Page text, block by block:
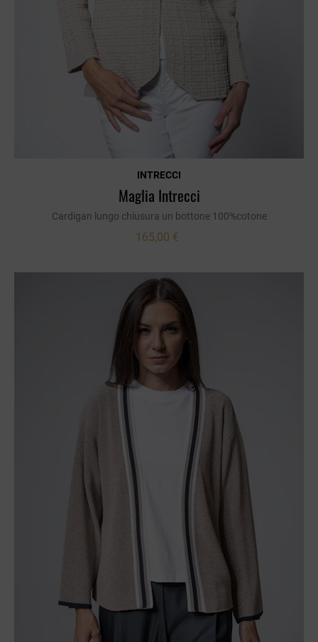
INTRECCI
Maglia Intrecci
Cardigan lungo chiusura un bottone 100%cotone
165,00 €